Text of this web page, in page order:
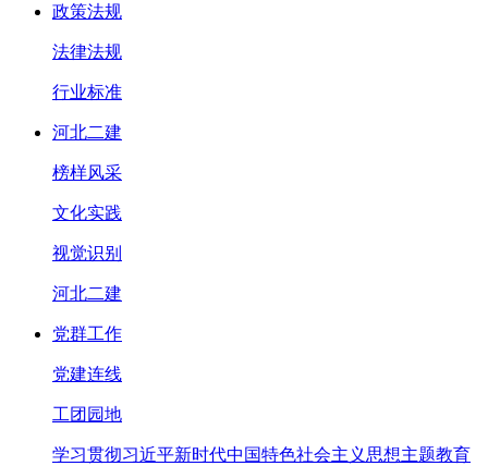
政策法规
法律法规
行业标准
河北二建
榜样风采
文化实践
视觉识别
河北二建
党群工作
党建连线
工团园地
学习贯彻习近平新时代中国特色社会主义思想主题教育